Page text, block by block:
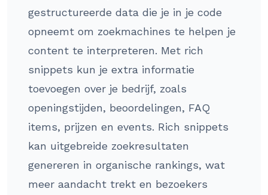
gestructureerde data die je in je code
opneemt om zoekmachines te helpen je
content te interpreteren. Met rich
snippets kun je extra informatie
toevoegen over je bedrijf, zoals
openingstijden, beoordelingen, FAQ
items, prijzen en events. Rich snippets
kan uitgebreide zoekresultaten
genereren in organische rankings, wat
meer aandacht trekt en bezoekers